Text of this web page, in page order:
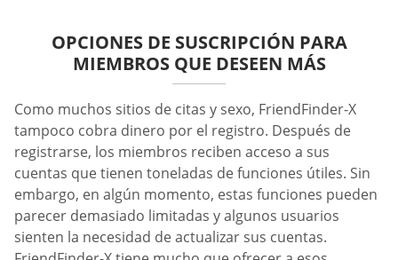
OPCIONES DE SUSCRIPCIÓN PARA
MIEMBROS QUE DESEEN MÁS
Como muchos sitios de citas y sexo, FriendFinder-X
tampoco cobra dinero por el registro. Después de
registrarse, los miembros reciben acceso a sus
cuentas que tienen toneladas de funciones útiles. Sin
embargo, en algún momento, estas funciones pueden
parecer demasiado limitadas y algunos usuarios
sienten la necesidad de actualizar sus cuentas.